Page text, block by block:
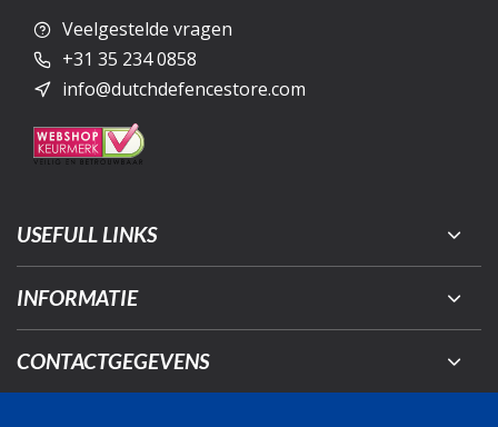
Veelgestelde vragen
+31 35 234 0858
info@dutchdefencestore.com
USEFULL LINKS
INFORMATIE
CONTACTGEGEVENS